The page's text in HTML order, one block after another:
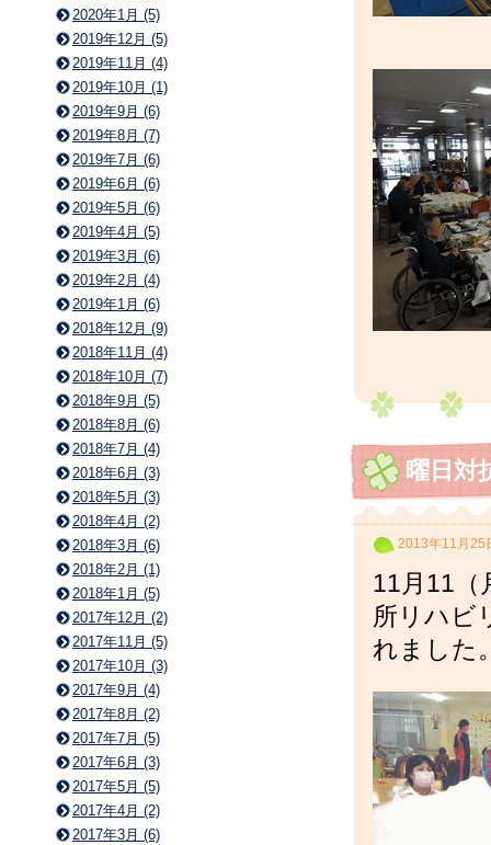
曜日対
2013年11月25
11月11（
所リハビ
れました
2020年1月 (5)
2019年12月 (5)
2019年11月 (4)
2019年10月 (1)
2019年9月 (6)
2019年8月 (7)
2019年7月 (6)
2019年6月 (6)
2019年5月 (6)
2019年4月 (5)
2019年3月 (6)
2019年2月 (4)
2019年1月 (6)
2018年12月 (9)
2018年11月 (4)
2018年10月 (7)
2018年9月 (5)
2018年8月 (6)
2018年7月 (4)
2018年6月 (3)
2018年5月 (3)
2018年4月 (2)
2018年3月 (6)
2018年2月 (1)
2018年1月 (5)
2017年12月 (2)
2017年11月 (5)
2017年10月 (3)
2017年9月 (4)
2017年8月 (2)
2017年7月 (5)
2017年6月 (3)
2017年5月 (5)
2017年4月 (2)
2017年3月 (6)